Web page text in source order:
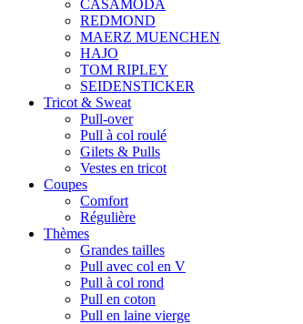
CASAMODA
REDMOND
MAERZ MUENCHEN
HAJO
TOM RIPLEY
SEIDENSTICKER
Tricot & Sweat
Pull-over
Pull à col roulé
Gilets & Pulls
Vestes en tricot
Coupes
Comfort
Régulière
Thèmes
Grandes tailles
Pull avec col en V
Pull à col rond
Pull en coton
Pull en laine vierge